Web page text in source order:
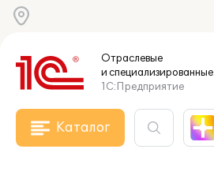
Отраслевые
и специализированные
1С:Предприятие
Каталог